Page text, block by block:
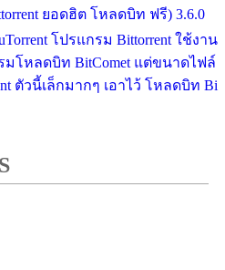
ยอดฮิต โหลดบิท ฟรี) 3.6.0
โปรแกรม Bittorrent ใช้งาน
มโหลดบิท BitComet แต่ขนาดไฟล์
ตัวนี้เล็กมากๆ เอาไว้ โหลดบิท Bi